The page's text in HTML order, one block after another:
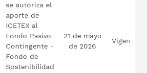
se autoriza el
aporte de
ICETEX al
Fondo Pasivo
Contingente -
Fondo de
Sostenibilidad
21 de mayo
de 2026
Vigente